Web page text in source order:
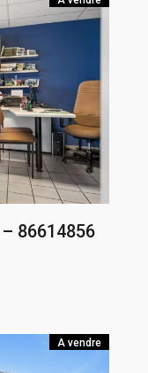
86614856
A vendre